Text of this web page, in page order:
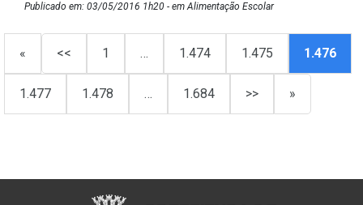
Publicado em: 03/05/2016 1h20 - em Alimentação Escolar
« << 1 … 1.474 1.475 1.476
1.477 1.478 … 1.684 >> »